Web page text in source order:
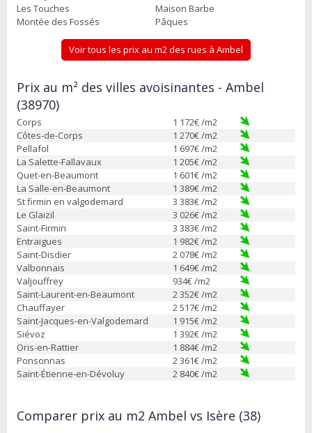
Les Touches
Maison Barbe
Montée des Fossés
Pâques
Voir tous les prix au m2 des rues à Ambel
Prix au m² des villes avoisinantes - Ambel
(38970)
Corps 1 172€ /m2
Côtes-de-Corps
1 270€ /m2
Pellafol
1 697€ /m2
La Salette-Fallavaux
1 205€ /m2
Quet-en-Beaumont
1 601€ /m2
La Salle-en-Beaumont
1 389€ /m2
St firmin en valgodemard
3 383€ /m2
Le Glaizil
3 026€ /m2
Saint-Firmin
3 383€ /m2
Entraigues
1 982€ /m2
Saint-Disdier
2 078€ /m2
Valbonnais
1 649€ /m2
Valjouffrey
934€ /m2
Saint-Laurent-en-Beaumont
2 352€ /m2
Chauffayer
2 517€ /m2
Saint-Jacques-en-Valgodemard
1 915€ /m2
Siévoz
1 392€ /m2
Oris-en-Rattier
1 884€ /m2
Ponsonnas
2 361€ /m2
Saint-Étienne-en-Dévoluy
2 840€ /m2
Comparer prix au m2 Ambel vs Isère (38)